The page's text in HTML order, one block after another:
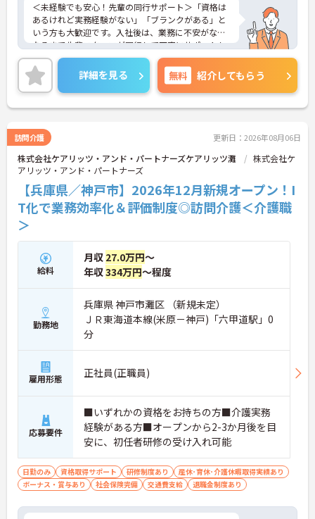
＜未経験でも安心！先輩の同行サポート＞「資格は
あるけれど実務経験がない」「ブランクがある」と
いう方も大歓迎です。入社後は、業務に不安がなく
なるまで先輩スタッフが同行して丁寧にサポートし
ます。実際に未経験からスタートしたスタッフも多
く在籍しており、安心してチャレンジできる環境で
す。
＜移動時間も時給発生！充実の手当でしっかり稼げ
る＞訪問介護で気になる「移動時間」にもしっかり
当（時給500円UP）や早朝夜間手当、ICT手当など、
各種手当が充実しています。
詳細を見る 無料 紹介してもらう
訪問介護 更新日：2026年08月06日
株式会社ケアリッツ・アンド・パートナーズケアリッツ灘
株式会社ケ
アリッツ・アンド・パートナーズ
【兵庫県／神戸市】2026年12月新規オープン！I
T化で業務効率化＆評価制度◎訪問介護＜介護職
＞
給料
月収 27.0万円～
年収334万円～程度
勤務地
兵庫県 神戸市灘区 （新規未定）
ＪＲ東海道本線(米原－神戸)「六甲道駅」0
分
雇用形態 正社員(正職員)
応募要件
■いずれかの資格をお持ちの方■介護実務
経験がある方■オープンから2-3か月後を目
安に、初任者研修の受け入れ可能
日勤のみ 資格取得サポート 研修制度あり
産休･育休･介護休暇取得実績あり
ボーナス・賞与あり
社会保険完備 交通費支給 退職金制度あり